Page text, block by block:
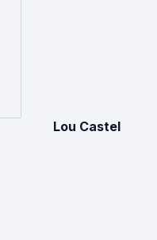
Lou Castel